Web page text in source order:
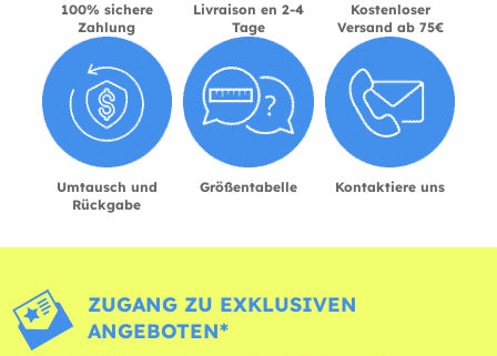
100% sichere
Zahlung
Livraison en 2-4
Tage
Kostenloser
Versand ab 75€
Umtausch und
Rückgabe
Größentabelle Kontaktiere uns
ZUGANG ZU EXKLUSIVEN
ANGEBOTEN*